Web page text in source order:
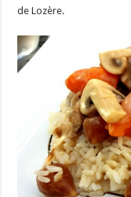
de Lozère.